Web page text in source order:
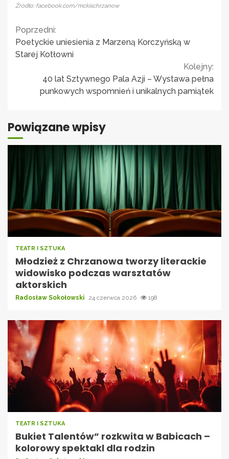
Źródło: facebook.com/mckischrzanow
Continue
Reading
Poprzedni:
Poetyckie uniesienia z Marzeną Korczyńską w
Starej Kotłowni
Kolejny:
40 lat Sztywnego Pala Azji – Wystawa pełna
punkowych wspomnień i unikalnych pamiątek
Powiązane wpisy
TEATR I SZTUKA
Młodzież z Chrzanowa tworzy literackie
widowisko podczas warsztatów
aktorskich
Radosław Sokołowski 24 czerwca 2026 198
TEATR I SZTUKA
Bukiet Talentów” rozkwita w Babicach –
kolorowy spektakl dla rodzin